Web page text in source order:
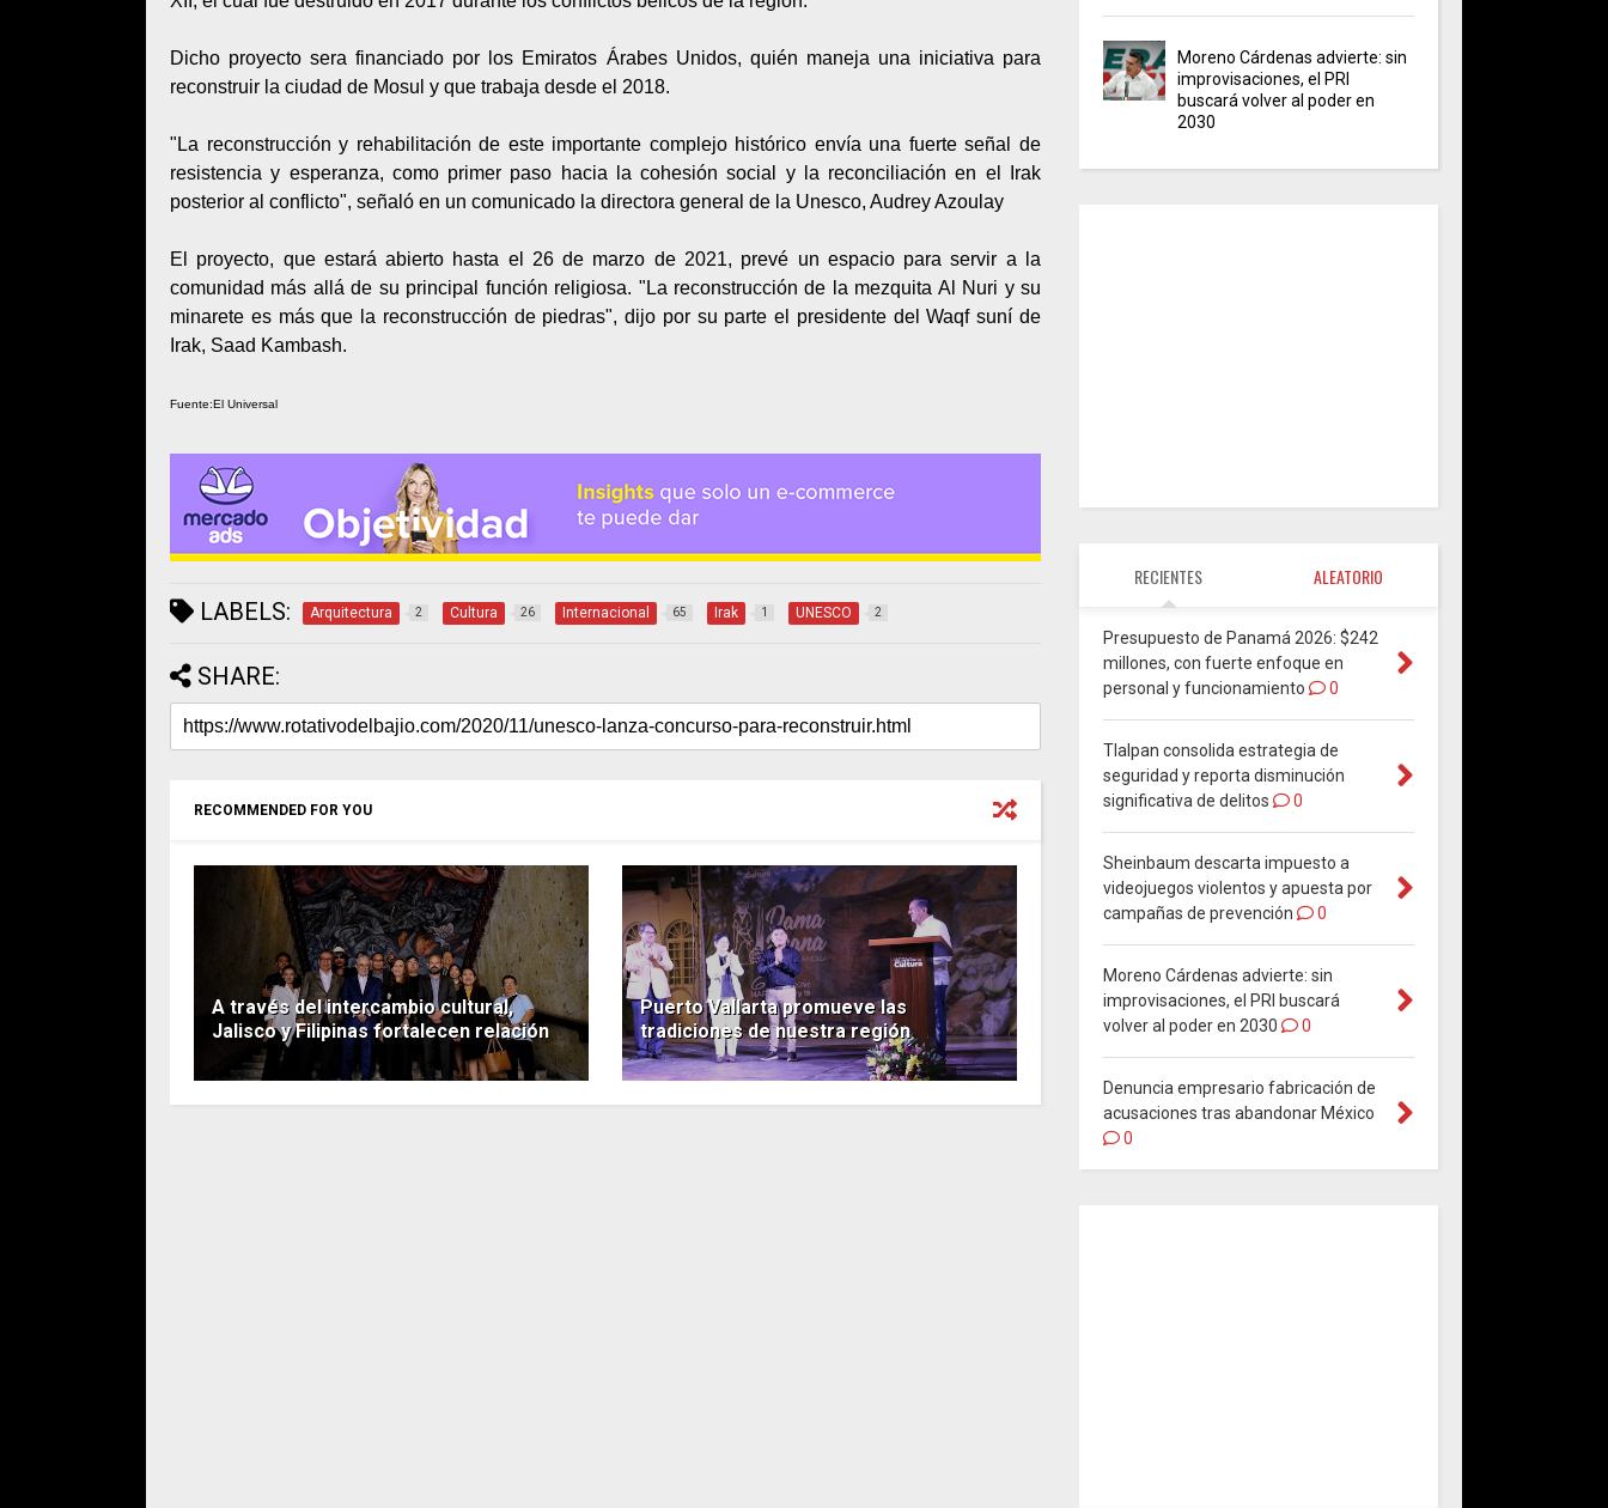
Dicho proyecto sera financiado por los Emiratos Árabes Unidos, quién maneja una iniciativa para
reconstruir la ciudad de Mosul y que trabaja desde el 2018.
"La reconstrucción y rehabilitación de este importante complejo histórico envía una fuerte señal de
resistencia y esperanza, como primer paso hacia la cohesión social y la reconciliación en el Irak
posterior al conflicto", señaló en un comunicado la directora general de la Unesco, Audrey Azoulay
El proyecto, que estará abierto hasta el 26 de marzo de 2021, prevé un espacio para servir a la
comunidad más allá de su principal función religiosa. "La reconstrucción de la mezquita Al Nuri y su
minarete es más que la reconstrucción de piedras", dijo por su parte el presidente del Waqf suní de
Irak, Saad Kambash.
Fuente:El Universal
LABELS: Arquitectura 2 Cultura 26 Internacional 65 Irak 1 UNESCO 2
SHARE:
RECOMMENDED FOR YOU
A través del intercambio cultural,
Jalisco y Filipinas fortalecen relación
Puerto Vallarta promueve las
tradiciones de nuestra región
Moreno Cárdenas advierte: sin
improvisaciones, el PRI
buscará volver al poder en
2030
RECIENTES ALEATORIO
Presupuesto de Panamá 2026: $242
millones, con fuerte enfoque en
personal y funcionamiento
0
Tlalpan consolida estrategia de
seguridad y reporta disminución
significativa de delitos
0
Sheinbaum descarta impuesto a
videojuegos violentos y apuesta por
campañas de prevención
0
Moreno Cárdenas advierte: sin
improvisaciones, el PRI buscará
volver al poder en 2030
0
Denuncia empresario fabricación de
acusaciones tras abandonar México
0